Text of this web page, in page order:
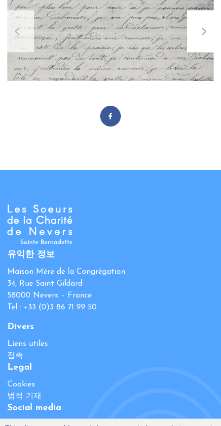
유익한 정보
Maison Mère de la Congrégation
34, Rue Saint Gildard
58000 Nevers – France
Tel : +33 (0)3 86 71 99 50
Divers
Liens utiles
접촉
Legal
Cookies
법적 기재
Social media